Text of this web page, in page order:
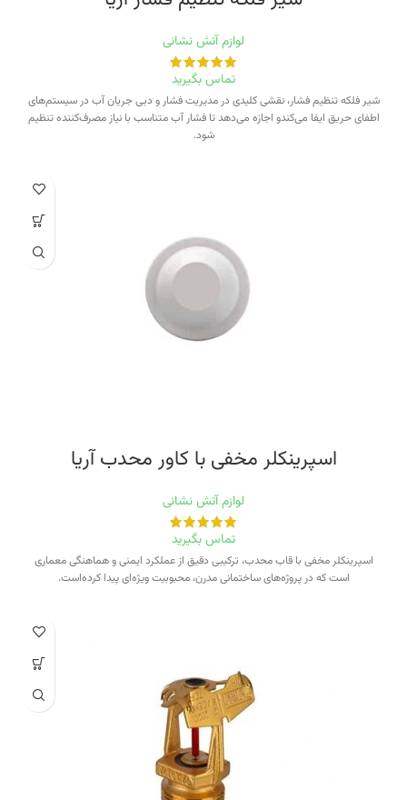
لوازم آتش نشانی
تماس بگیرید
شیر فلکه تنظیم فشار، نقشی کلیدی در مدیریت فشار و دبی جریان آب در سیستم‌های
اطفای حریق ایفا می‌کندو اجازه می‌دهد تا فشار آب متناسب با نیاز مصرف‌کننده تنظیم
شود.
اسپرینکلر مخفی‭ ‬با‭ ‬کاور‭ ‬محدب‭ ‬آریا
لوازم آتش نشانی
تماس بگیرید
اسپرینکلر مخفی با قاب محدب، ترکیبی دقیق از عملکرد ایمنی و هماهنگی معماری
است که در پروژه‌های ساختمانی مدرن، محبوبیت ویژه‌ای پیدا کرده‌است.